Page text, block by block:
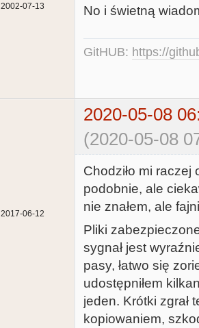
2002-07-13
No i świetną
GitHUB: https://
2020-05-08
(2020-05-08
2017-06-12
Chodziło mi
podobnie, ale
nie znałem, ale
Pliki
sygnał jest
pasy, łatwo się
udostępniłem
jeden. Krótki zgrał
kopiowaniem,